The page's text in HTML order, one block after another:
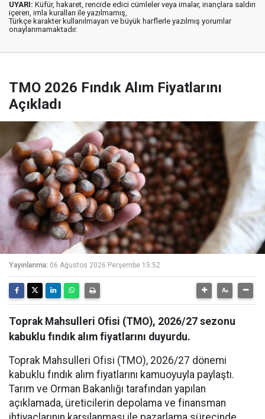
UYARI: Küfür, hakaret, rencide edici cümleler veya imalar, inançlara saldırı
içeren, imla kuralları ile yazılmamış,
Türkçe karakter kullanılmayan ve büyük harflerle yazılmış yorumlar
onaylanmamaktadır.
TMO 2026 Fındık Alım Fiyatlarını
Açıkladı
Yayınlanma: 06 Ağustos 2026 Perşembe 15:52
Toprak Mahsulleri Ofisi (TMO), 2026/27 sezonu
kabuklu fındık alım fiyatlarını duyurdu.
Toprak Mahsulleri Ofisi (TMO), 2026/27 dönemi
kabuklu fındık alım fiyatlarını kamuoyuyla paylaştı.
Tarım ve Orman Bakanlığı tarafından yapılan
açıklamada, üreticilerin depolama ve finansman